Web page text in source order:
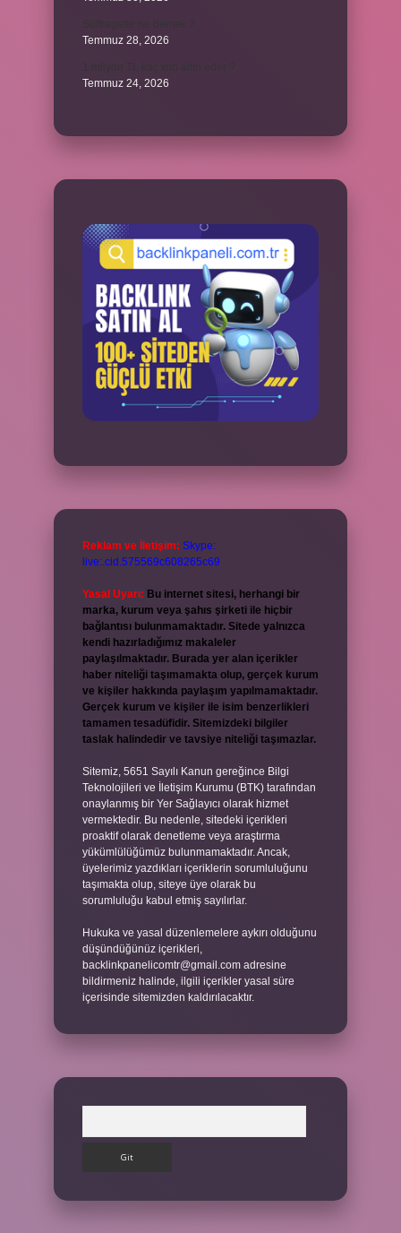
Temmuz 28, 2026
Temmuz 24, 2026
Reklam ve İletişim: Skype:
live:.cid.575569c608265c69
Yasal Uyarı: Bu internet sitesi, herhangi bir
marka, kurum veya şahıs şirketi ile hiçbir
bağlantısı bulunmamaktadır. Sitede yalnızca
kendi hazırladığımız makaleler
paylaşılmaktadır. Burada yer alan içerikler
haber niteliği taşımamakta olup, gerçek kurum
ve kişiler hakkında paylaşım yapılmamaktadır.
Gerçek kurum ve kişiler ile isim benzerlikleri
tamamen tesadüfidir. Sitemizdeki bilgiler
taslak halindedir ve tavsiye niteliği taşımazlar.
Sitemiz, 5651 Sayılı Kanun gereğince Bilgi
Teknolojileri ve İletişim Kurumu (BTK) tarafından
onaylanmış bir Yer Sağlayıcı olarak hizmet
vermektedir. Bu nedenle, sitedeki içerikleri
proaktif olarak denetleme veya araştırma
yükümlülüğümüz bulunmamaktadır. Ancak,
üyelerimiz yazdıkları içeriklerin sorumluluğunu
taşımakta olup, siteye üye olarak bu
sorumluluğu kabul etmiş sayılırlar.
Hukuka ve yasal düzenlemelere aykırı olduğunu
düşündüğünüz içerikleri,
backlinkpanelicomtr@gmail.com adresine
bildirmeniz halinde, ilgili içerikler yasal süre
içerisinde sitemizden kaldırılacaktır.